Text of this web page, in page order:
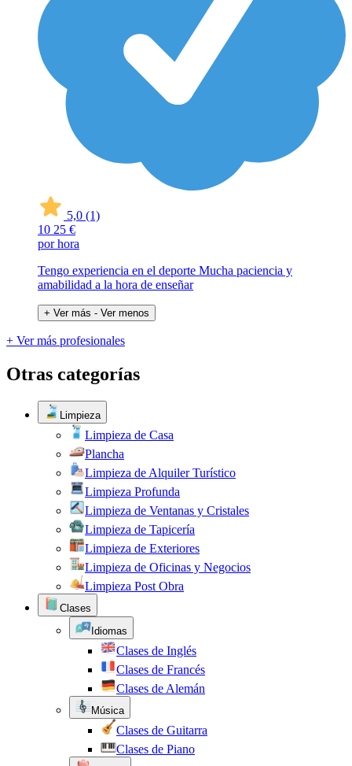
5,0 (1)
10 25 €
por hora
Tengo experiencia en el deporte Mucha paciencia y
amabilidad a la hora de enseñar
+ Ver más - Ver menos
+ Ver más profesionales
Otras categorías
Limpieza
Limpieza de Casa
Plancha
Limpieza de Alquiler Turístico
Limpieza Profunda
Limpieza de Ventanas y Cristales
Limpieza de Tapicería
Limpieza de Exteriores
Limpieza de Oficinas y Negocios
Limpieza Post Obra
Clases
Idiomas
Clases de Inglés
Clases de Francés
Clases de Alemán
Música
Clases de Guitarra
Clases de Piano